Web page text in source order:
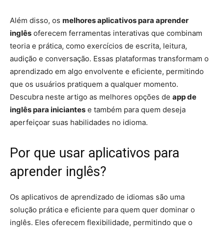
Além disso, os melhores aplicativos para aprender
inglês oferecem ferramentas interativas que combinam
teoria e prática, como exercícios de escrita, leitura,
audição e conversação. Essas plataformas transformam o
aprendizado em algo envolvente e eficiente, permitindo
que os usuários pratiquem a qualquer momento.
Descubra neste artigo as melhores opções de app de
inglês para iniciantes e também para quem deseja
aperfeiçoar suas habilidades no idioma.
Por que usar aplicativos para
aprender inglês?
Os aplicativos de aprendizado de idiomas são uma
solução prática e eficiente para quem quer dominar o
inglês. Eles oferecem flexibilidade, permitindo que o